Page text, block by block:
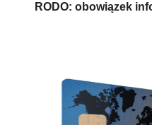
RODO: obowiązek